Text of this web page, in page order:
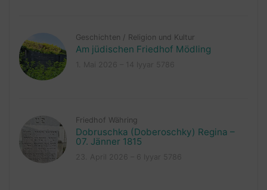
Geschichten / Religion und Kultur
Am jüdischen Friedhof Mödling
Friedhof Währing
Dobruschka (Doberoschky) Regina –
07. Jänner 1815